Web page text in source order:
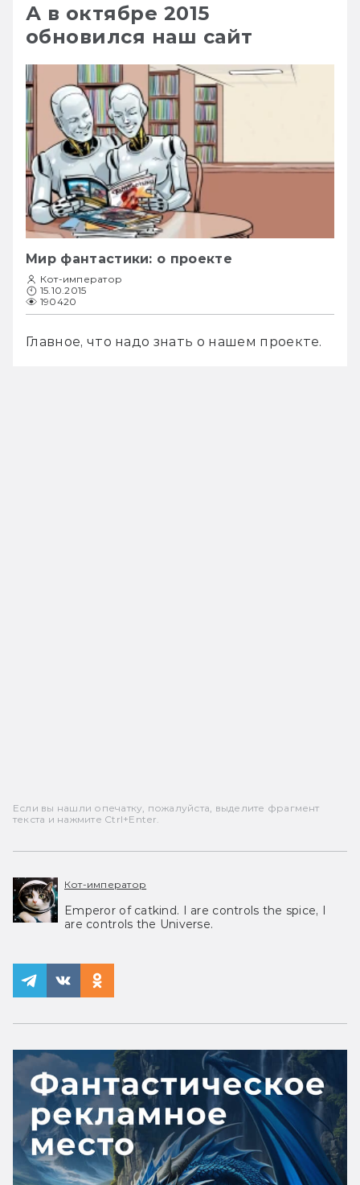
А в октябре 2015
обновился наш сайт
Мир фантастики: о проекте
Кот-император
15.10.2015
190420
Главное, что надо знать о нашем проекте.
Если вы нашли опечатку, пожалуйста, выделите фрагмент
текста и нажмите Ctrl+Enter.
Кот-император
Emperor of catkind. I are controls the spice, I
are controls the Universe.